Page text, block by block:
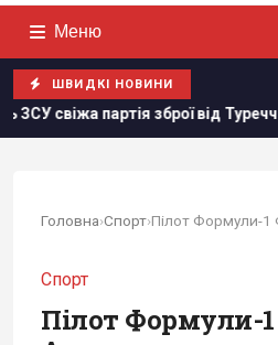
Меню
ШВИДКІ НОВИНИ
Туреччини Зухвалі удари
Головна›Спорт›
Спорт
Пілот Формули-